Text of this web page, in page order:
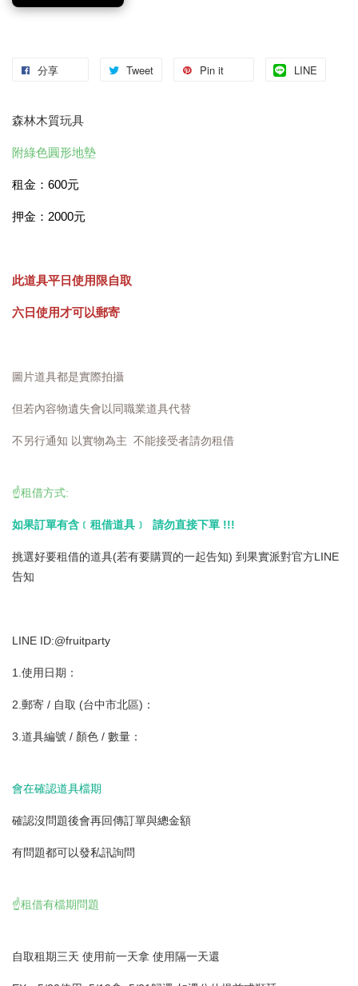
分享 Tweet Pin it LINE
森林木質玩具
附綠色圓形地墊
租金：600元
押金：2000元
此道具平日使用限自取
六日使用才可以郵寄
圖片道具都是實際拍攝
但若內容物遺失會以同職業道具代替
不另行通知 以實物為主 不能接受者請勿租借
☝️租借方式:
如果訂單有含﹝租借道具﹞ 請勿直接下單 !!!
挑選好要租借的道具(若有要購買的一起告知) 到果實派對官方LINE
告知
LINE ID:@fruitparty
1.使用日期：
2.郵寄 / 自取 (台中市北區)：
3.道具編號 / 顏色 / 數量：
會在確認道具檔期
確認沒問題後會再回傳訂單與總金額
有問題都可以發私訊詢問
☝️租借有檔期問題
自取租期三天 使用前一天拿 使用隔一天還